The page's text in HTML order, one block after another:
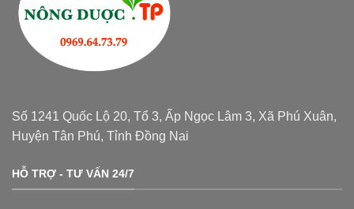
Số 1241 Quốc Lộ 20, Tổ 3, Ấp Ngọc Lâm 3, Xã Phú Xuân,
Huyện Tân Phú, Tỉnh Đồng Nai
HỖ TRỢ - TƯ VẤN 24/7